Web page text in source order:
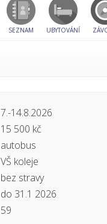
SEZNAM UBYTOVÁNÍ
7.-14.8.2026
15 500 kč
autobus
VŠ koleje
bez stravy
do 31.1 2026
59